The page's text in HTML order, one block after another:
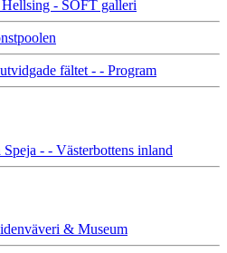
- SOFT galleri
fältet - - Program
- - Västerbottens inland
& Museum